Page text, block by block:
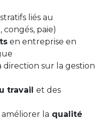
liés au
paie)
en entreprise en
direction sur la gestion
travail et des
la qualité